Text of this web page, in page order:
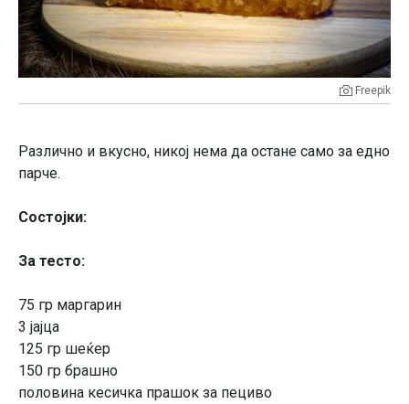
Freepik
Различно и вкусно, никој нема да остане само за едно
парче.
Состојки:
За тесто:
75 гр маргарин
3 јајца
125 гр шеќер
150 гр брашно
половина кесичка прашок за пециво